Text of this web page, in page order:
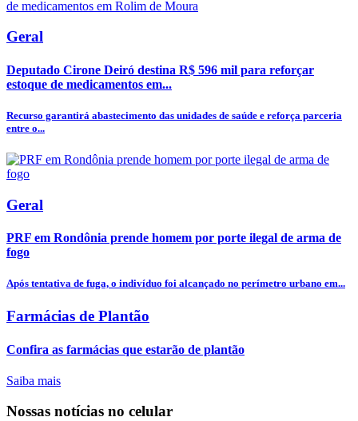
Geral
Deputado Cirone Deiró destina R$ 596 mil para reforçar
estoque de medicamentos em...
Recurso garantirá abastecimento das unidades de saúde e reforça parceria
entre o...
Geral
PRF em Rondônia prende homem por porte ilegal de arma de
fogo
Após tentativa de fuga, o indivíduo foi alcançado no perímetro urbano em...
Farmácias de Plantão
Confira as farmácias que estarão de plantão
Saiba mais
Nossas notícias no celular